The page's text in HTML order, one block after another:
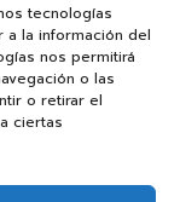
tecnologías
la información del
nos permitirá
o las
o retirar el
ciertas